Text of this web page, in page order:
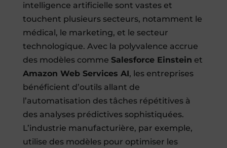
intelligence artificielle sont vastes et
touchent plusieurs secteurs, notamment le
médical, le marketing, et le secteur
technologique. Avec la polyvalence accrue
des modèles comme Salesforce Einstein et
Amazon Web Services AI, les entreprises
bénéficient d’outils allant de
l’automatisation des tâches répétitives à
des analyses prédictives sophistiquées.
L’industrie manufacturière, par exemple,
utilise des modèles pour optimiser les